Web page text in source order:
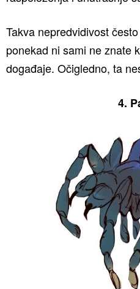
Takva nepredvidivost
ponekad ni sami ne znate
događaje. Očigledno, ta
4.